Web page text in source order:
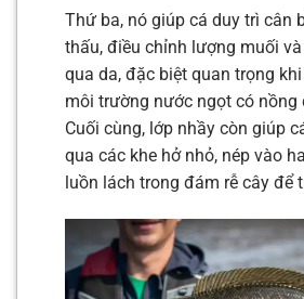
Thứ ba, nó giúp cá duy trì cân
thấu, điều chỉnh lượng muối
qua da, đặc biệt quan trọng
môi trường nước ngọt có nồng
Cuối cùng, lớp nhầy còn giúp
qua các khe hở nhỏ, nép vào
luồn lách trong đám rễ cây để